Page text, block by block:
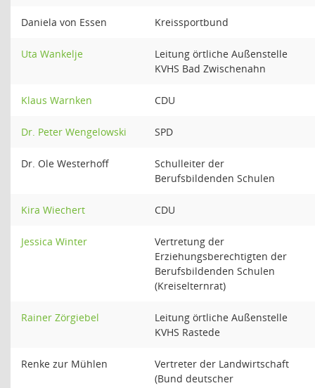
Daniela von Essen Kreissportbund
Uta Wankelje
Leitung örtliche Außenstelle
KVHS Bad Zwischenahn
Klaus Warnken CDU
Dr. Peter Wengelowski SPD
Dr. Ole Westerhoff
Schulleiter der
Berufsbildenden Schulen
Kira Wiechert CDU
Jessica Winter
Vertretung der
Erziehungsberechtigten der
Berufsbildenden Schulen
(Kreiselternrat)
Rainer Zörgiebel
Leitung örtliche Außenstelle
KVHS Rastede
Renke zur Mühlen
Vertreter der Landwirtschaft
(Bund deutscher